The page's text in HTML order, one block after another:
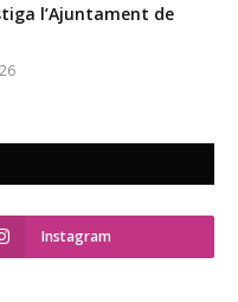
l’Ajuntament de
Instagram